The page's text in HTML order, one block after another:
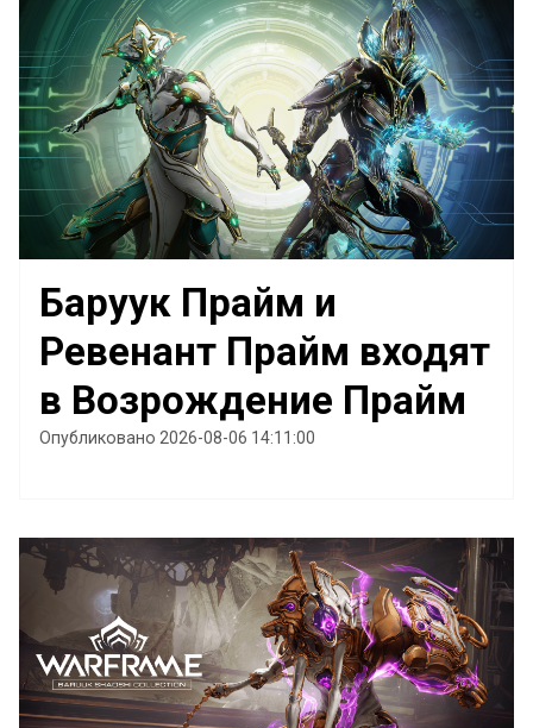
Баруук Прайм и
Ревенант Прайм входят
в Возрождение Прайм
Опубликовано 2026-08-06 14:11:00